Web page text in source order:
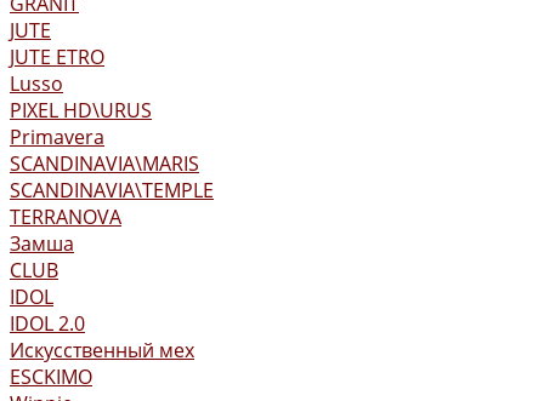
JUTE
JUTE ETRO
Lusso
PIXEL HD\URUS
Primavera
SCANDINAVIA\MARIS
SCANDINAVIA\TEMPLE
TERRANOVA
Замша
CLUB
IDOL
IDOL 2.0
Искусственный мех
ESCKIMO